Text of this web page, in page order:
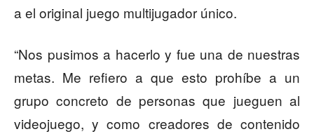
a el original juego multijugador único.
“Nos pusimos a hacerlo y fue una de nuestras
metas. Me refiero a que esto prohíbe a un
grupo concreto de personas que jueguen al
videojuego, y como creadores de contenido